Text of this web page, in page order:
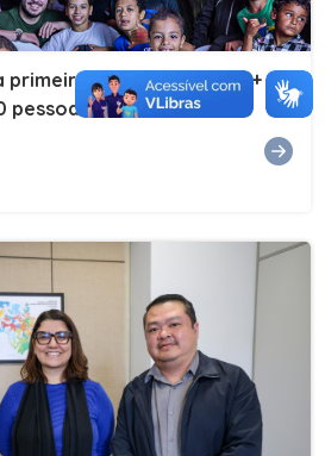
primeira edição do Cuidar+ e
pessoas na Vila São João